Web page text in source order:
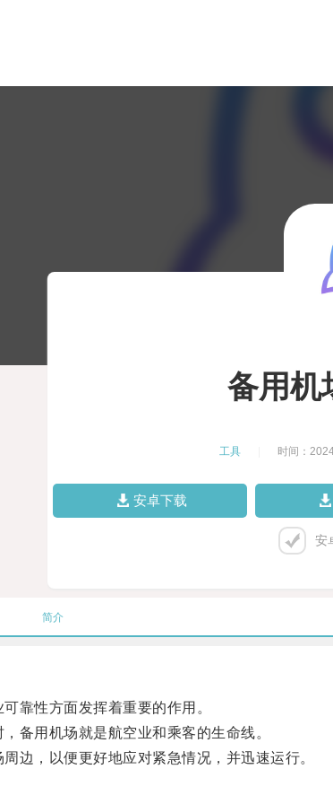
备用机
工具 时间：
安卓下载
安
简介
性方面发挥着重要的作用。
用机场就是航空业和乘客的生命线。
，以便更好地应对紧急情况，并迅速运行。